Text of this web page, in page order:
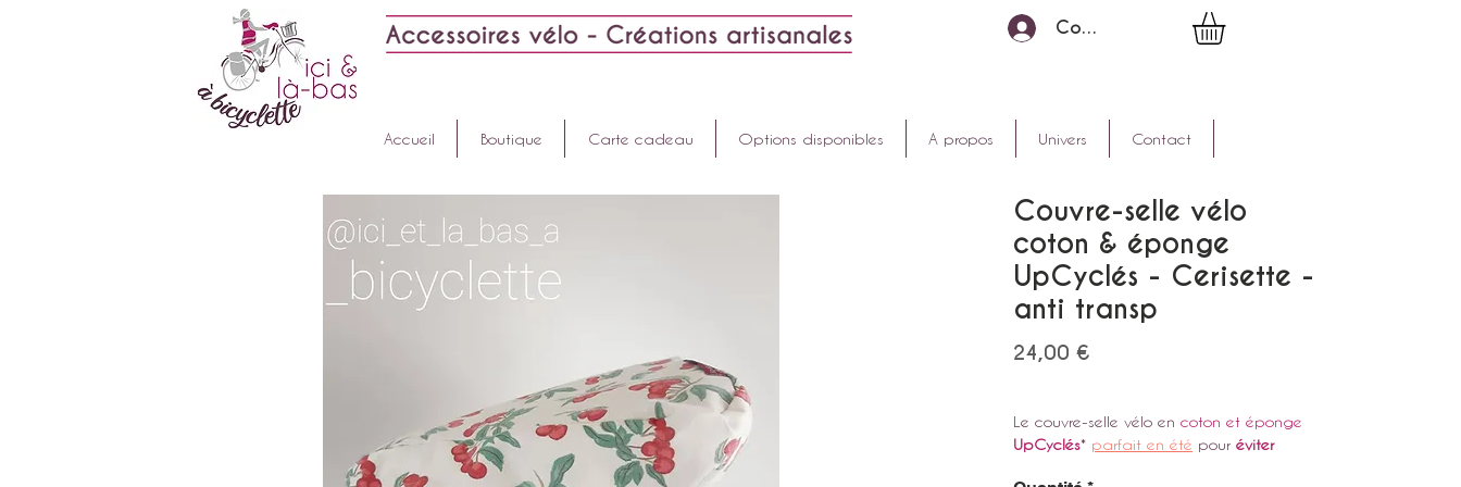
Connexion
Accueil Boutique Carte cadeau Options disponibles A propos Univers Contact
Couvre-selle vélo
coton & éponge
UpCyclés - Cerisette -
anti transp
24,00 €
Le couvre-selle vélo en coton et éponge
UpCyclés* parfait en été pour éviter